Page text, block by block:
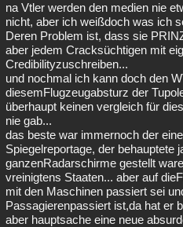
na Vtler werden den medien nie
nicht, aber ich weißdoch was ich
Deren Problem ist, dass sie
aber jedem Cracksüchtigen mit
Credibilityzuschreiben...
und nochmal ich kann doch den
diesemFlugzeugabsturz der
überhaupt keinen vergleich für
nie gab...
das beste war immernoch der
Spiegelreportage, der behauptete
ganzenRadarschirme gestellt
vreinigtens Staaten... aber auf
mit den Maschinen passiert sei
Passagierenpassiert ist,da hat er
aber hauptsache eine neue